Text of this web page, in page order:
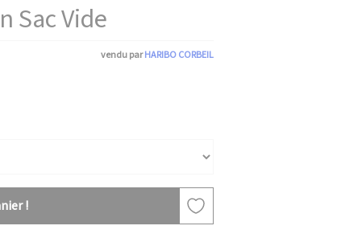
Sac Vide
vendu parHARIBO CORBEIL
!